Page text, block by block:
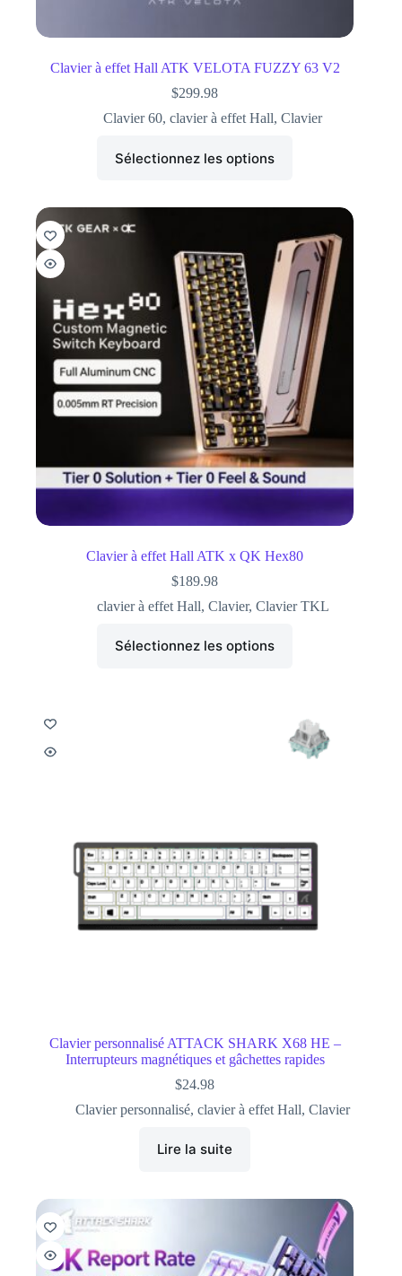
Clavier à effet Hall ATK VELOTA FUZZY 63 V2
$299.98
Clavier 60,clavier à effet Hall,Clavier
Sélectionnez les options
Clavier à effet Hall ATK x QK Hex80
$189.98
clavier à effet Hall, Clavier, Clavier TKL
Sélectionnez les options
Clavier personnalisé ATTACK SHARK X68 HE –
Interrupteurs magnétiques et gâchettes rapides
$24.98
Clavier personnalisé,clavier à effet Hall,Clavier
Lire la suite